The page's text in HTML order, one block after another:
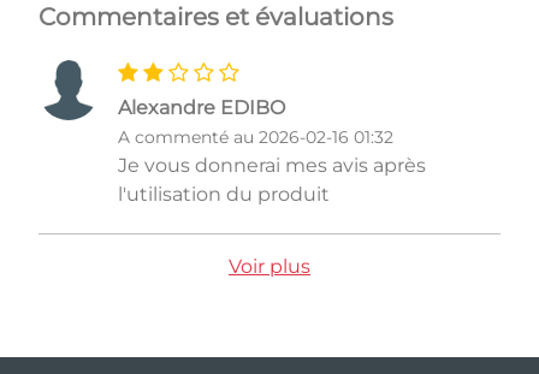
Commentaires et évaluations
Alexandre EDIBO
A commenté au 2026-02-16 01:32
Je vous donnerai mes avis après
l'utilisation du produit
Voir plus